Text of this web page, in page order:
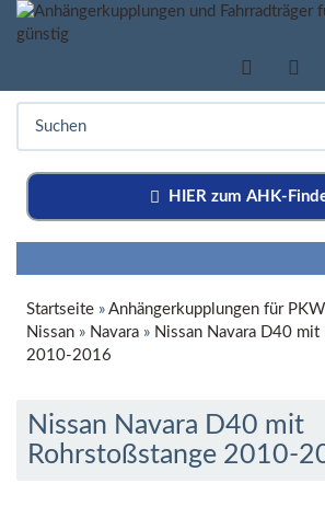
HIER zum AHK-
Startseite » Anhängerkupplungen für
Nissan » Navara » Nissan Navara D40
2010-2016
Nissan Navara D40 mit
Rohrstoßstange 2010-